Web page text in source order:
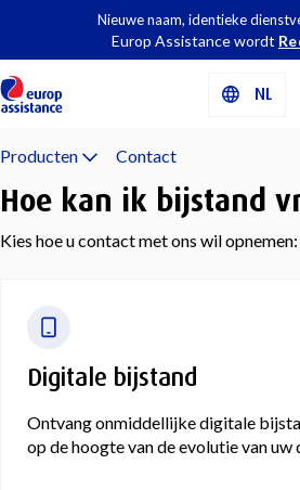
Nieuwe naam, identieke
Europ Assistance wordt
NL
Producten Contact
Hoe kan ik bijstand
Kies hoe u contact met ons wil
Digitale bijstand
Ontvang onmiddellijke digitale
op de hoogte van de evolutie van uw